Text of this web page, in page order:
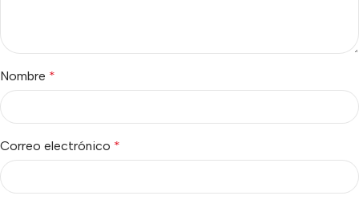
Nombre *
Correo electrónico *